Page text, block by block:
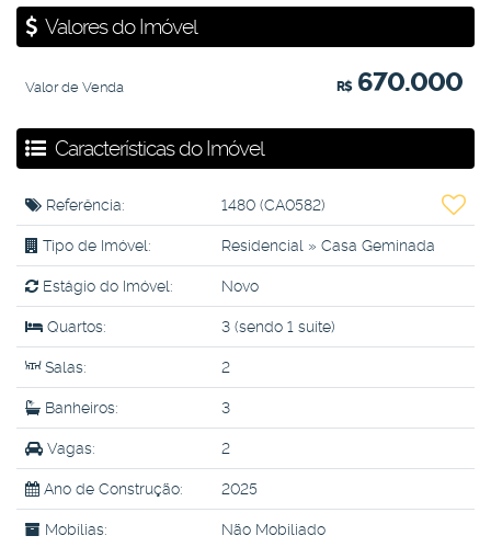
Valores do Imóvel
R$670.000
Valor de Venda
Características do Imóvel
Referência: 1480 (CA0582)
Tipo de Imóvel: Residencial » Casa Geminada
Estágio do Imóvel: Novo
Quartos: 3 (sendo 1 suíte)
Salas: 2
Banheiros: 3
Vagas: 2
Ano de Construção: 2025
Mobílias: Não Mobiliado